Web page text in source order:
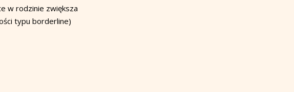
w rodzinie zwiększa
typu borderline)